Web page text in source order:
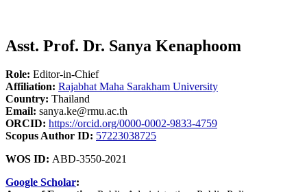
Asst. Prof. Dr. Sanya Kenaphoom
Role: Editor-in-Chief
Affiliation: Rajabhat Maha Sarakham University
Country: Thailand
Email: sanya.ke@rmu.ac.th
ORCID: https://orcid.org/0000-0002-9833-4759
Scopus Author ID: 57223038725
WOS ID: ABD-3550-2021
Google Scholar: